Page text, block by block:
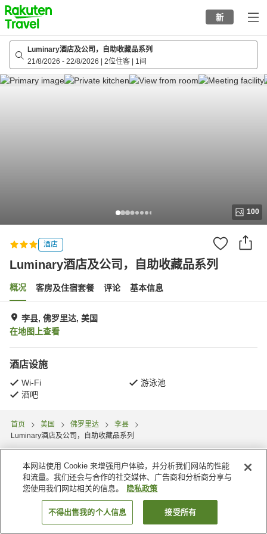
to
top
page
新
Luminary酒店及公司，自助收藏品系列
21/8/2026 - 22/8/2026 2位住客 1间
100
酒店
Luminary酒店及公司，自助收藏品系列
概况 客房及住宿套餐 评论 基本信息
李县, 佛罗里达, 美国
在地图上查看
酒店设施
Wi-Fi
游泳池
酒吧
首页 美国 佛罗里达
李县
Luminary酒店及公司，自助收藏品系列
搜索客房
本网站使用 Cookie 来增强用户体验，并分析我们网站的性能
和流量。我们还会与合作的社交媒体、广告商和分析商分享与
您使用我们网站相关的信息。
隐私政策
不得出售我的个人信息 接受所有